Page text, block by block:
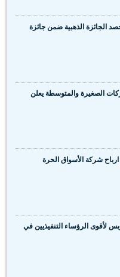
الجائزة الذهبية ضمن جائزة
الصغيرة والمتوسطة يعلن
ارباح شركة الأسواق الحرة
لأقوى الرؤساء التنفيذيين في